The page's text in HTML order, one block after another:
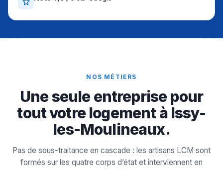
NOS MÉTIERS
Une seule entreprise pour
tout votre logement à Issy-
les-Moulineaux.
Pas de sous-traitance en cascade : les artisans LCM sont
formés sur les quatre corps d’état et interviennent en